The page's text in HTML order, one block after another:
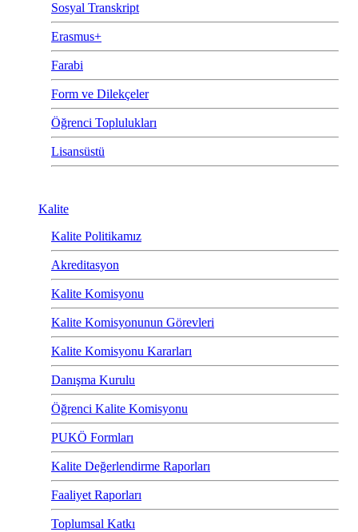
Sosyal Transkript
Erasmus+
Farabi
Form ve Dilekçeler
Öğrenci Toplulukları
Lisansüstü
Kalite
Kalite Politikamız
Akreditasyon
Kalite Komisyonu
Kalite Komisyonunun Görevleri
Kalite Komisyonu Kararları
Danışma Kurulu
Öğrenci Kalite Komisyonu
PUKÖ Formları
Kalite Değerlendirme Raporları
Faaliyet Raporları
Toplumsal Katkı